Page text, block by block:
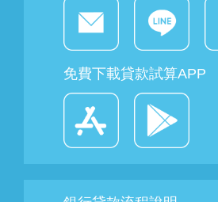
免費下載貸款試算APP